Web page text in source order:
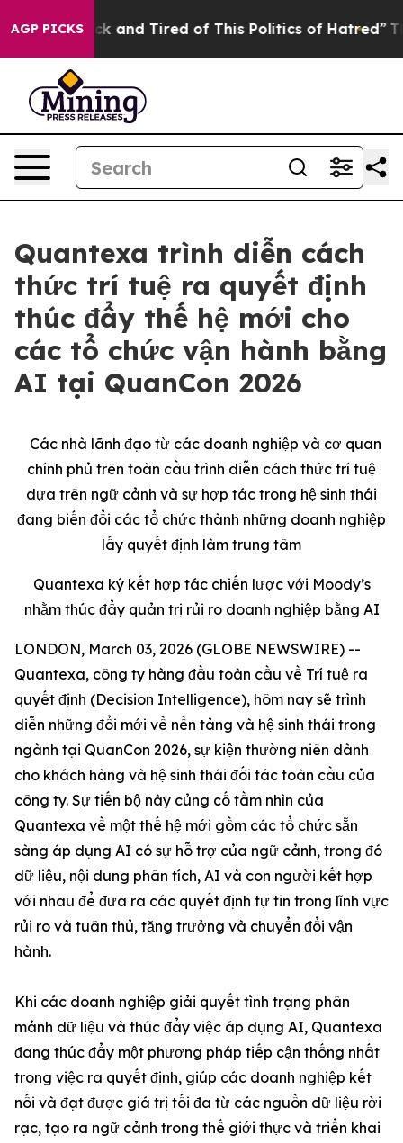
AGP PICKS
Sick and Tired of This Politics of Hatred” The
Quantexa trình diễn cách
thức trí tuệ ra quyết định
thúc đẩy thế hệ mới cho
các tổ chức vận hành bằng
AI tại QuanCon 2026
Các nhà lãnh đạo từ các doanh nghiệp và cơ quan
chính phủ trên toàn cầu trình diễn cách thức trí tuệ
dựa trên ngữ cảnh và sự hợp tác trong hệ sinh thái
đang biến đổi các tổ chức thành những doanh nghiệp
lấy quyết định làm trung tâm
Quantexa ký kết hợp tác chiến lược với Moody’s
nhằm thúc đẩy quản trị rủi ro doanh nghiệp bằng AI
LONDON, March 03, 2026 (GLOBE NEWSWIRE) --
Quantexa, công ty hàng đầu toàn cầu về Trí tuệ ra
quyết định (Decision Intelligence), hôm nay sẽ trình
diễn những đổi mới về nền tảng và hệ sinh thái trong
ngành tại QuanCon 2026, sự kiện thường niên dành
cho khách hàng và hệ sinh thái đối tác toàn cầu của
công ty. Sự tiến bộ này củng cố tầm nhìn của
Quantexa về một thế hệ mới gồm các tổ chức sẵn
sàng áp dụng AI có sự hỗ trợ của ngữ cảnh, trong đó
dữ liệu, nội dung phân tích, AI và con người kết hợp
với nhau để đưa ra các quyết định tự tin trong lĩnh vực
rủi ro và tuân thủ, tăng trưởng và chuyển đổi vận
hành.
Khi các doanh nghiệp giải quyết tình trạng phân
mảnh dữ liệu và thúc đẩy việc áp dụng AI, Quantexa
đang thúc đẩy một phương pháp tiếp cận thống nhất
trong việc ra quyết định, giúp các doanh nghiệp kết
nối và đạt được giá trị tối đa từ các nguồn dữ liệu rời
rạc, tạo ra ngữ cảnh trong thế giới thực và triển khai